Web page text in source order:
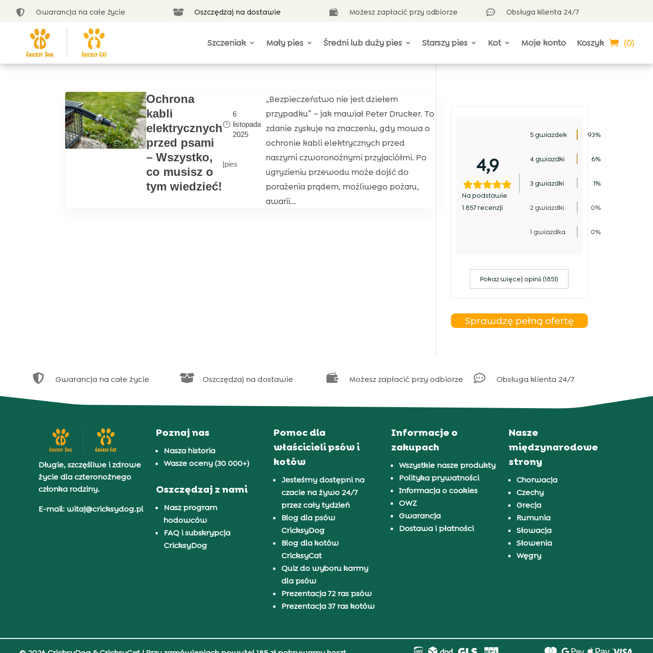
 Gwarancja na całe życie  Oszczędzaj na dostawie  Możesz zapłacić przy odbiorze  Obsługa klienta 24/7
Szczeniak Mały pies Średni lub duży pies Starszy pies Kot Moje konto Koszyk (0)
Ochrona
kabli
elektrycznych
przed psami
– Wszystko,
co musisz o
tym wiedzieć!
6
listopada
2025
|pies
„Bezpieczeństwo nie jest dziełem
przypadku” – jak mawiał Peter Drucker. To
zdanie zyskuje na znaczeniu, gdy mowa o
ochronie kabli elektrycznych przed
naszymi czworonożnymi przyjaciółmi. Po
ugryzieniu przewodu może dojść do
porażenia prądem, możliwego pożaru,
awarii...
4,9
Na podstawie
1 857 recenzji
5 gwiazdek 93%
4 gwiazdki 6%
3 gwiazdki 1%
2 gwiazdki 0%
1 gwiazdka 0%
Pokaz więcej opinii (1851)
Sprawdzę pełną ofertę
 Gwarancja na całe życie  Oszczędzaj na dostawie  Możesz zapłacić przy odbiorze  Obsługa klienta 24/7
Długie, szczęśliwe i zdrowe
życie dla czteronożnego
członka rodziny.
E-mail: witaj@cricksydog.pl
Poznaj nas
Nasza historia
Wasze oceny (30 000+)
Oszczędzaj z nami
Nasz program
hodowców
FAQ i subskrypcja
CricksyDog
Pomoc dla
właścicieli psów i
kotów
Jesteśmy dostępni na
czacie na żywo 24/7
przez cały tydzień
Blog dla psów
CricksyDog
Blog dla kotów
CricksyCat
Quiz do wyboru karmy
dla psów
Prezentacja 72 ras psów
Prezentacja 37 ras kotów
Informacje o
zakupach
Wszystkie nasze produkty
Polityka prywatności
Informacja o cookies
OWZ
Gwarancja
Dostawa i płatności
Nasze
międzynarodowe
strony
Chorwacja
Czechy
Grecja
Rumunia
Słowacja
Słowenia
Węgry